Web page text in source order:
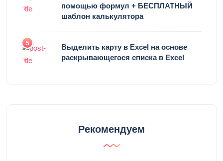
помощью формул + БЕСПЛАТНЫЙ
шаблон калькулятора
5
Выделить карту в Excel на основе
раскрывающегося списка в Excel
Рекомендуем